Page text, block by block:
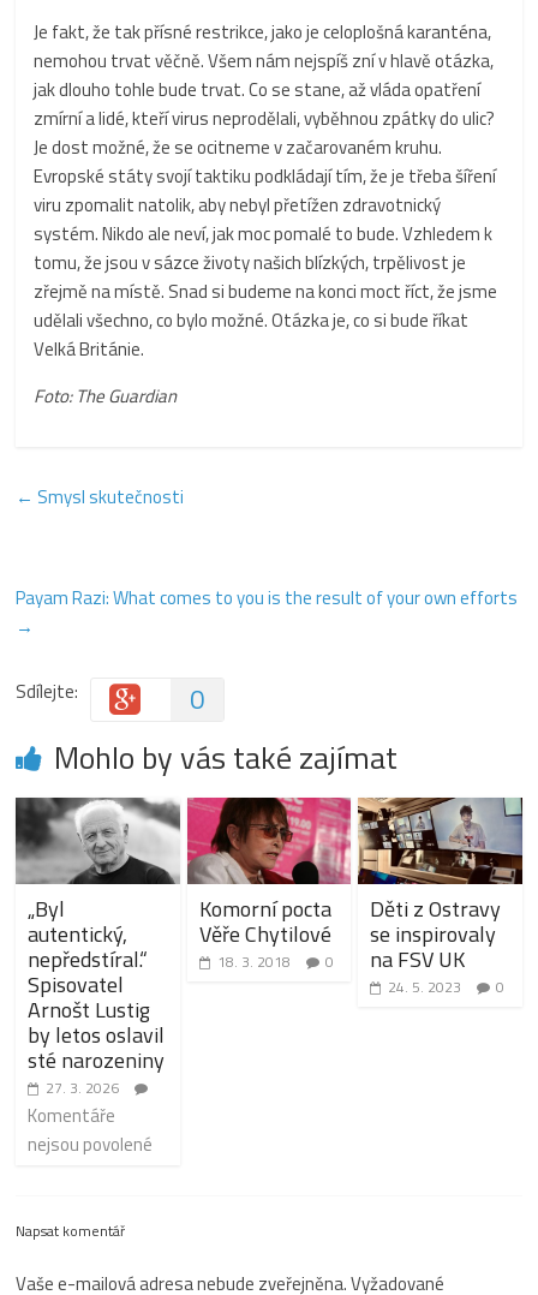
Je fakt, že tak přísné restrikce, jako je celoplošná karanténa,
nemohou trvat věčně. Všem nám nejspíš zní v hlavě otázka,
jak dlouho tohle bude trvat. Co se stane, až vláda opatření
zmírní a lidé, kteří virus neprodělali, vyběhnou zpátky do ulic?
Je dost možné, že se ocitneme v začarovaném kruhu.
Evropské státy svojí taktiku podkládají tím, že je třeba šíření
viru zpomalit natolik, aby nebyl přetížen zdravotnický
systém. Nikdo ale neví, jak moc pomalé to bude. Vzhledem k
tomu, že jsou v sázce životy našich blízkých, trpělivost je
zřejmě na místě. Snad si budeme na konci moct říct, že jsme
udělali všechno, co bylo možné. Otázka je, co si bude říkat
Velká Británie.
Foto: The Guardian
← Smysl skutečnosti
Payam Razi: What comes to you is the result of your own efforts
→
Sdílejte: 0
Mohlo by vás také zajímat
„Byl
autentický,
nepředstíral.“
Spisovatel
Arnošt Lustig
by letos oslavil
sté narozeniny
27. 3. 2026
Komentáře
nejsou povolené
Komorní pocta
Věře Chytilové
18. 3. 2018 0
Děti z Ostravy
se inspirovaly
na FSV UK
24. 5. 2023 0
Napsat komentář
Vaše e-mailová adresa nebude zveřejněna.Vyžadované